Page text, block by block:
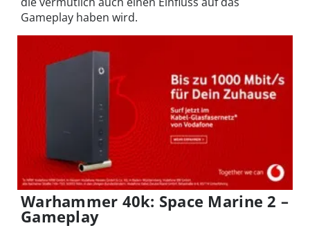
Gameplay haben wird.
Warhammer 40k: Space Marine 2 –
Gameplay